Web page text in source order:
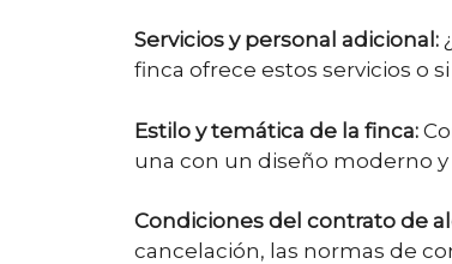
Servicios y personal adicional:
finca ofrece estos servicios o
Estilo y temática de la finca:
una con un diseño moderno y
Condiciones del contrato de
cancelación, las normas de